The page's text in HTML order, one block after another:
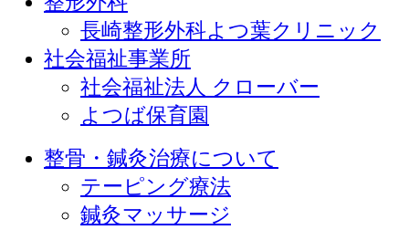
長崎整形外科よつ葉クリニック
社会福祉事業所
社会福祉法人 クローバー
よつば保育園
整骨・鍼灸治療について
テーピング療法
鍼灸マッサージ